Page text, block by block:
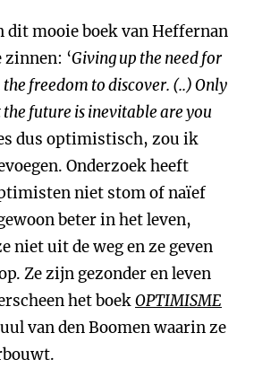
dit mooie boek van Heffernan
zinnen: ‘Giving up the need for
freedom to discover. (..) Only
future is inevitable are you
dus optimistisch, zou ik
Onderzoek heeft
niet stom of naïef
beter in het leven,
niet uit de weg en ze geven
Ze zijn gezonder en leven
het boekOPTIMISME
van den Boomen waarin ze